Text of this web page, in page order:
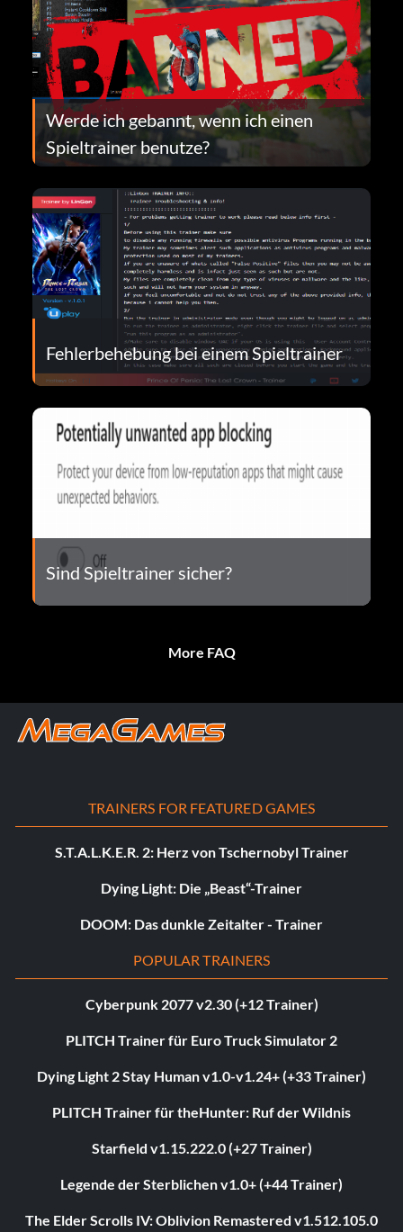
Werde ich gebannt, wenn ich einen
Spieltrainer benutze?
Fehlerbehebung bei einem Spieltrainer
Sind Spieltrainer sicher?
More FAQ
TRAINERS FOR FEATURED GAMES
S.T.A.L.K.E.R. 2: Herz von Tschernobyl Trainer
Dying Light: Die „Beast“-Trainer
DOOM: Das dunkle Zeitalter - Trainer
POPULAR TRAINERS
Cyberpunk 2077 v2.30 (+12 Trainer)
PLITCH Trainer für Euro Truck Simulator 2
Dying Light 2 Stay Human v1.0-v1.24+ (+33 Trainer)
PLITCH Trainer für theHunter: Ruf der Wildnis
Starfield v1.15.222.0 (+27 Trainer)
Legende der Sterblichen v1.0+ (+44 Trainer)
The Elder Scrolls IV: Oblivion Remastered v1.512.105.0